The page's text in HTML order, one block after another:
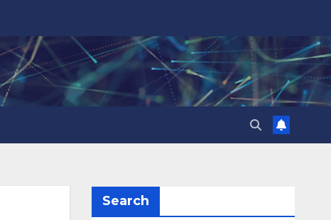
Search